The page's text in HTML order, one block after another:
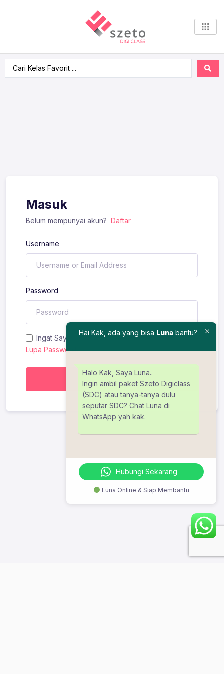
Masuk
Belum mempunyai akun? Daftar
Username
Password
Ingat Saya
Lupa Password?
Masuk
Hai Kak, ada yang bisa Luna bantu?
Halo Kak, Saya Luna..
Ingin ambil paket Szeto Digiclass
(SDC) atau tanya-tanya dulu
seputar SDC? Chat Luna di
WhatsApp yah kak.
Hubungi Sekarang
Luna Online & Siap Membantu